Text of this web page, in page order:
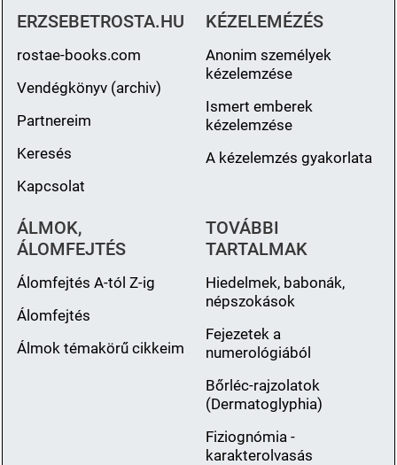
ERZSEBETROSTA.HU
rostae-books.com
Vendégkönyv (archiv)
Partnereim
Keresés
Kapcsolat
KÉZELEMÉZÉS
Anonim személyek
kézelemzése
Ismert emberek
kézelemzése
A kézelemzés gyakorlata
ÁLMOK,
ÁLOMFEJTÉS
Álomfejtés A-tól Z-ig
Álomfejtés
Álmok témakörű cikkeim
TOVÁBBI
TARTALMAK
Hiedelmek, babonák,
népszokások
Fejezetek a
numerológiából
Bőrléc-rajzolatok
(Dermatoglyphia)
Fiziognómia -
karakterolvasás